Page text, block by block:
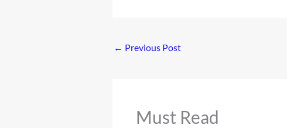
← Previous Post
Must Read